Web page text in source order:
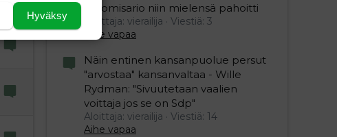
Ylikomisario niin mielensä pahoitti
Aloittaja: vierailija
Viestiä: 3
Aihe vapaa
Näin entinen kansanpuolue persut
"arvostaa" kansanvaltaa - Wille
Rydman: "Sivuutetaan vaalien
voittaja jos se on Sdp"
Aloittaja: vierailija
Viestiä: 14
Aihe vapaa
Hyväksy